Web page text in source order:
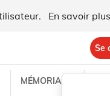
En savoir plus
Se
MÉMORIAL C